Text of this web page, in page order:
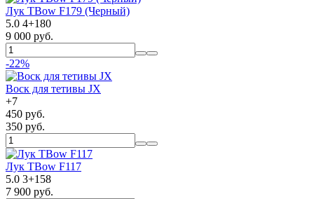
Лук TBow F179 (Черный)
5.0 4+180
9 000 руб.
-22%
Воск для тетивы JX
+7
450 руб.
350 руб.
Лук TBow F117
5.0 3+158
7 900 руб.